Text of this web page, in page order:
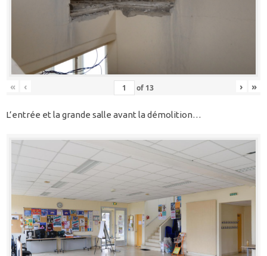
« ‹ of 13 › »
L’entrée et la grande salle avant la démolition…